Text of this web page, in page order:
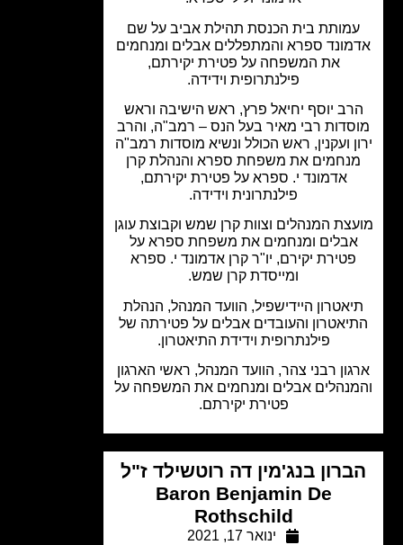
בית הכנסת תהילת אביב על שם
ספרא והמתפללים אבלים ומנחמים
את המשפחה על פטירת יקירתם,
פילנתרופית וידידה.
יוסף יחיאל פרץ, ראש הישיבה וראש
רבי מאיר בעל הנס – רמב"ה, והרב
ועקנין, ראש הכולל ונשיא מוסדות רמב"ה
את משפחת ספרא והנהלת קרן
אדמונד י. ספרא על פטירת יקירתם,
פילנתרונית וידידה.
המנהלים וצוות קרן שמש וקבוצת עוגן
ומנחמים את משפחת ספרא על
פטירת יקירם, יו"ר קרן אדמונד י. ספרא
ומייסדת קרן שמש.
היידישפיל, הוועד המנהל, הנהלת
והעובדים אבלים על פטירתה של
פילנתרופית וידידת התיאטרון.
רבני צהר, הוועד המנהל, ראשי הארגון
אבלים ומנחמים את המשפחה על
פטירת יקירתם.
בנג'מין דה רוטשילד ז"ל
Baron Benjamin De
Rothschild
ינואר 17, 2021